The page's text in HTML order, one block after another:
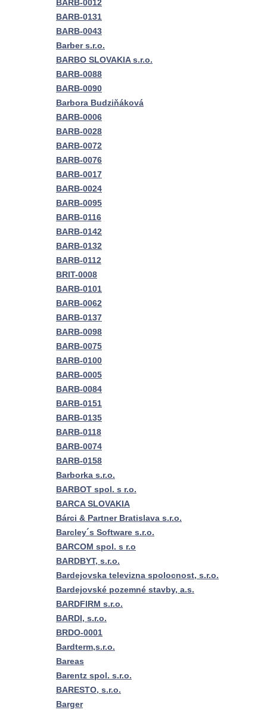
BARB-0012
BARB-0131
BARB-0043
Barber s.r.o.
BARBO SLOVAKIA s.r.o.
BARB-0088
BARB-0090
Barbora Budziňáková
BARB-0006
BARB-0028
BARB-0072
BARB-0076
BARB-0017
BARB-0024
BARB-0095
BARB-0116
BARB-0142
BARB-0132
BARB-0112
BRIT-0008
BARB-0101
BARB-0062
BARB-0137
BARB-0098
BARB-0075
BARB-0100
BARB-0005
BARB-0084
BARB-0151
BARB-0135
BARB-0118
BARB-0074
BARB-0158
Barborka s.r.o.
BARBOT spol. s r.o.
BARCA SLOVAKIA
Bárci & Partner Bratislava s.r.o.
Barcley´s Software s.r.o.
BARCOM spol. s r.o
BARDBYT, s.r.o.
Bardejovska televizna spolocnost, s.r.o.
Bardejovské pozemné stavby, a.s.
BARDFIRM s.r.o.
BARDI, s.r.o.
BRDO-0001
Bardterm,s.r.o.
Bareas
Barentz spol. s.r.o.
BARESTO, s.r.o.
Barger